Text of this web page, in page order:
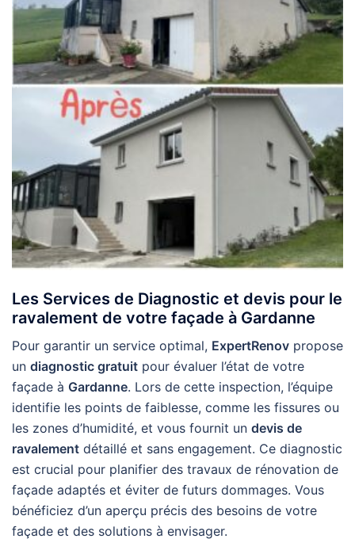
Les Services de Diagnostic et devis pour le
ravalement de votre façade à Gardanne
Pour garantir un service optimal, ExpertRenov propose
un diagnostic gratuit pour évaluer l’état de votre
façade à Gardanne. Lors de cette inspection, l’équipe
identifie les points de faiblesse, comme les fissures ou
les zones d’humidité, et vous fournit un devis de
ravalement détaillé et sans engagement. Ce diagnostic
est crucial pour planifier des travaux de rénovation de
façade adaptés et éviter de futurs dommages. Vous
bénéficiez d’un aperçu précis des besoins de votre
façade et des solutions à envisager.